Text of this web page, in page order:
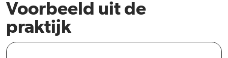
Voorbeeld uit de
praktijk